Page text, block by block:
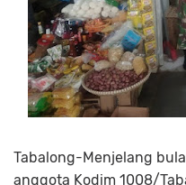
Tabalong-Menjelang
anggota Kodim 1008/